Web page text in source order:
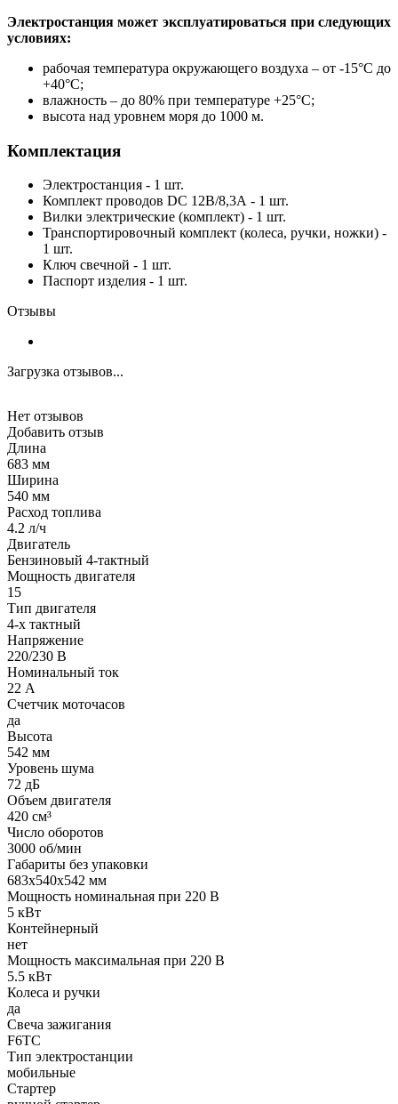
Электростанция может эксплуатироваться при следующих
условиях:
рабочая температура окружающего воздуха – от -15°С до
+40°С;
влажность – до 80% при температуре +25°С;
высота над уровнем моря до 1000 м.
Комплектация
Электростанция - 1 шт.
Комплект проводов DC 12В/8,3А - 1 шт.
Вилки электрические (комплект) - 1 шт.
Транспортировочный комплект (колеса, ручки, ножки) -
1 шт.
Ключ свечной - 1 шт.
Паспорт изделия - 1 шт.
Отзывы
Загрузка отзывов...
Нет отзывов
Добавить отзыв
Длина
683 мм
Ширина
540 мм
Расход топлива
4.2 л/ч
Двигатель
Бензиновый 4-тактный
Мощность двигателя
15
Тип двигателя
4-х тактный
Напряжение
220/230 В
Номинальный ток
22 А
Счетчик моточасов
да
Высота
542 мм
Уровень шума
72 дБ
Объем двигателя
420 см³
Число оборотов
3000 об/мин
Габариты без упаковки
683x540x542 мм
Мощность номинальная при 220 В
5 кВт
Контейнерный
нет
Мощность максимальная при 220 В
5.5 кВт
Колеса и ручки
да
Свеча зажигания
F6TC
Тип электростанции
мобильные
Стартер